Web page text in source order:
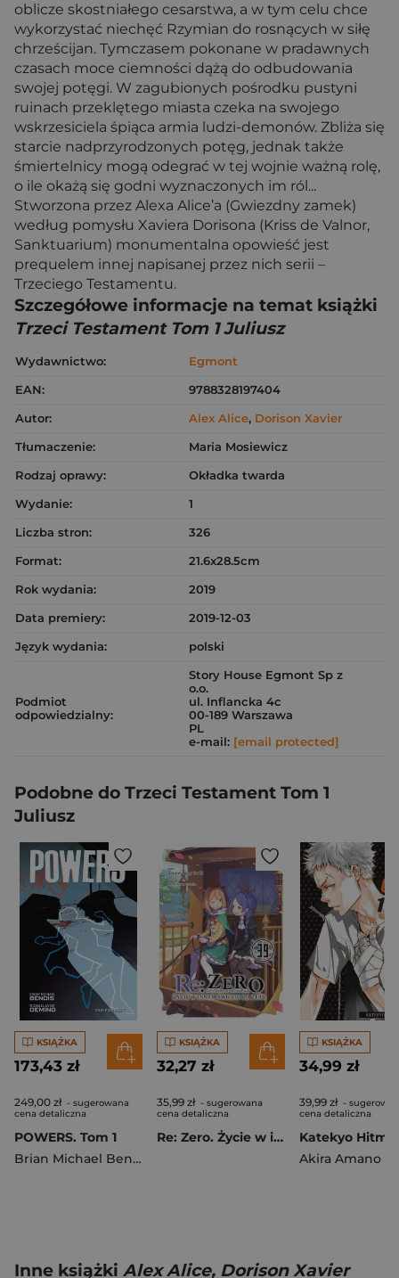
oblicze skostniałego cesarstwa, a w tym celu chce
wykorzystać niechęć Rzymian do rosnących w siłę
chrześcijan. Tymczasem pokonane w pradawnych
czasach moce ciemności dążą do odbudowania
swojej potęgi. W zagubionych pośrodku pustyni
ruinach przeklętego miasta czeka na swojego
wskrzesiciela śpiąca armia ludzi-demonów. Zbliża się
starcie nadprzyrodzonych potęg, jednak także
śmiertelnicy mogą odegrać w tej wojnie ważną rolę,
o ile okażą się godni wyznaczonych im ról...
Stworzona przez Alexa Alice’a (Gwiezdny zamek)
według pomysłu Xaviera Dorisona (Kriss de Valnor,
Sanktuarium) monumentalna opowieść jest
prequelem innej napisanej przez nich serii –
Trzeciego Testamentu.
Szczegółowe informacje na temat książki
Trzeci Testament Tom 1 Juliusz
Wydawnictwo:
Egmont
EAN:
9788328197404
Autor:
Alex Alice, Dorison Xavier
Tłumaczenie:
Maria Mosiewicz
Rodzaj oprawy:
Okładka twarda
Wydanie:
1
Liczba stron:
326
Format:
21.6x28.5cm
Rok wydania:
2019
Data premiery:
2019-12-03
Język wydania:
polski
Podmiot
odpowiedzialny:
Story House Egmont Sp z
o.o.
ul. Inflancka 4c
00-189 Warszawa
PL
e-mail: [email protected]
Podobne do Trzeci Testament Tom 1
Juliusz
KSIĄŻKA
173,43 zł
249,00 zł - sugerowana
cena detaliczna
POWERS. Tom 1
Brian Michael Bendis
Michael Avon Oeming
KSIĄŻKA
32,27 zł
35,99 zł - sugerowana
cena detaliczna
Re: Zero. Życie w innym świecie od zera. Light Novel. Tom 39
KSIĄŻKA
34,99 zł
39,99 zł -
cena detaliczna
Akira Amano
Inne książki Alex Alice, Dorison Xavier